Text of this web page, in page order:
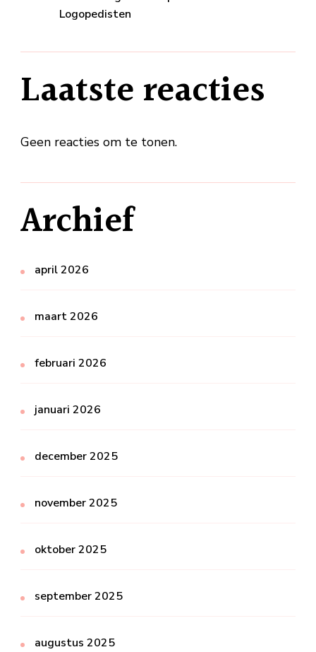
Logopedisten
Laatste reacties
Geen reacties om te tonen.
Archief
april 2026
maart 2026
februari 2026
januari 2026
december 2025
november 2025
oktober 2025
september 2025
augustus 2025